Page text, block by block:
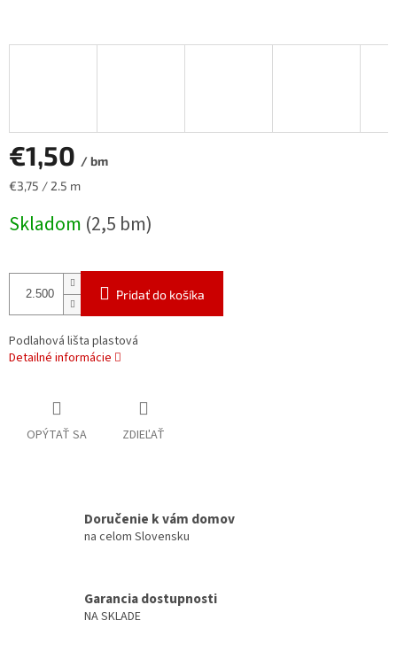
€1,50 / bm
Jednotková
€3,75 / 2.5 m
Skladom (2,5 bm)
Pridať do košíka
Podlahová lišta plastová
Detailné informácie
OPÝTAŤ SA ZDIEĽAŤ
Doručenie k vám domov
na celom Slovensku
Garancia dostupnosti
NA SKLADE